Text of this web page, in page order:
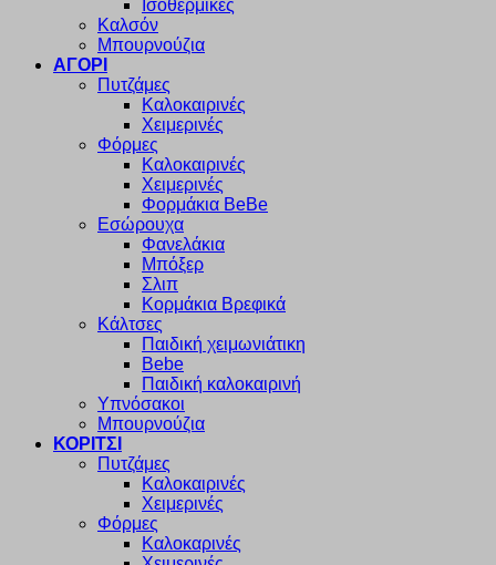
Ισοθερμικές
Καλσόν
Μπουρνούζια
ΑΓΟΡΙ
Πυτζάμες
Καλοκαιρινές
Χειμερινές
Φόρμες
Καλοκαιρινές
Χειμερινές
Φορμάκια BeBe
Εσώρουχα
Φανελάκια
Μπόξερ
Σλιπ
Κορμάκια Βρεφικά
Κάλτσες
Παιδική χειμωνιάτικη
Bebe
Παιδική καλοκαιρινή
Υπνόσακοι
Μπουρνούζια
ΚΟΡΙΤΣΙ
Πυτζάμες
Καλοκαιρινές
Χειμερινές
Φόρμες
Καλοκαρινές